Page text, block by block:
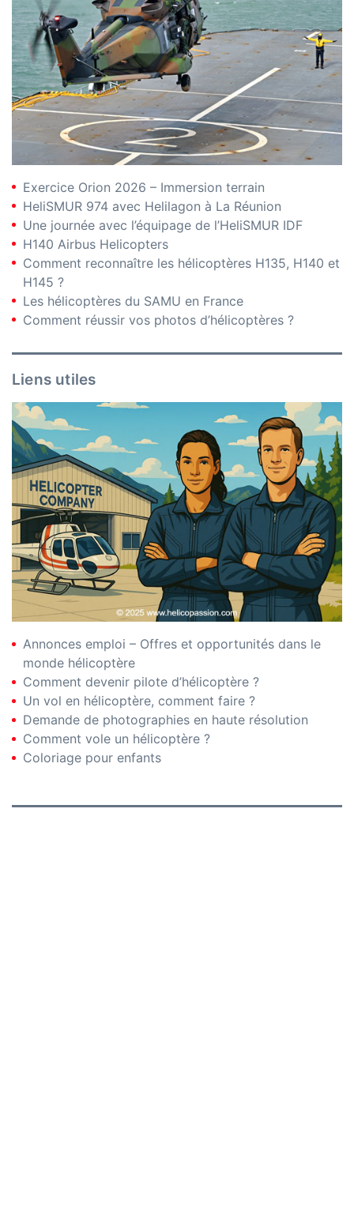
Exercice Orion 2026 – Immersion terrain
HeliSMUR 974 avec Helilagon à La Réunion
Une journée avec l’équipage de l’HeliSMUR IDF
H140 Airbus Helicopters
Comment reconnaître les hélicoptères H135, H140 et
H145 ?
Les hélicoptères du SAMU en France
Comment réussir vos photos d’hélicoptères ?
Liens utiles
Annonces emploi – Offres et opportunités dans le
monde hélicoptère
Comment devenir pilote d’hélicoptère ?
Un vol en hélicoptère, comment faire ?
Demande de photographies en haute résolution
Comment vole un hélicoptère ?
Coloriage pour enfants